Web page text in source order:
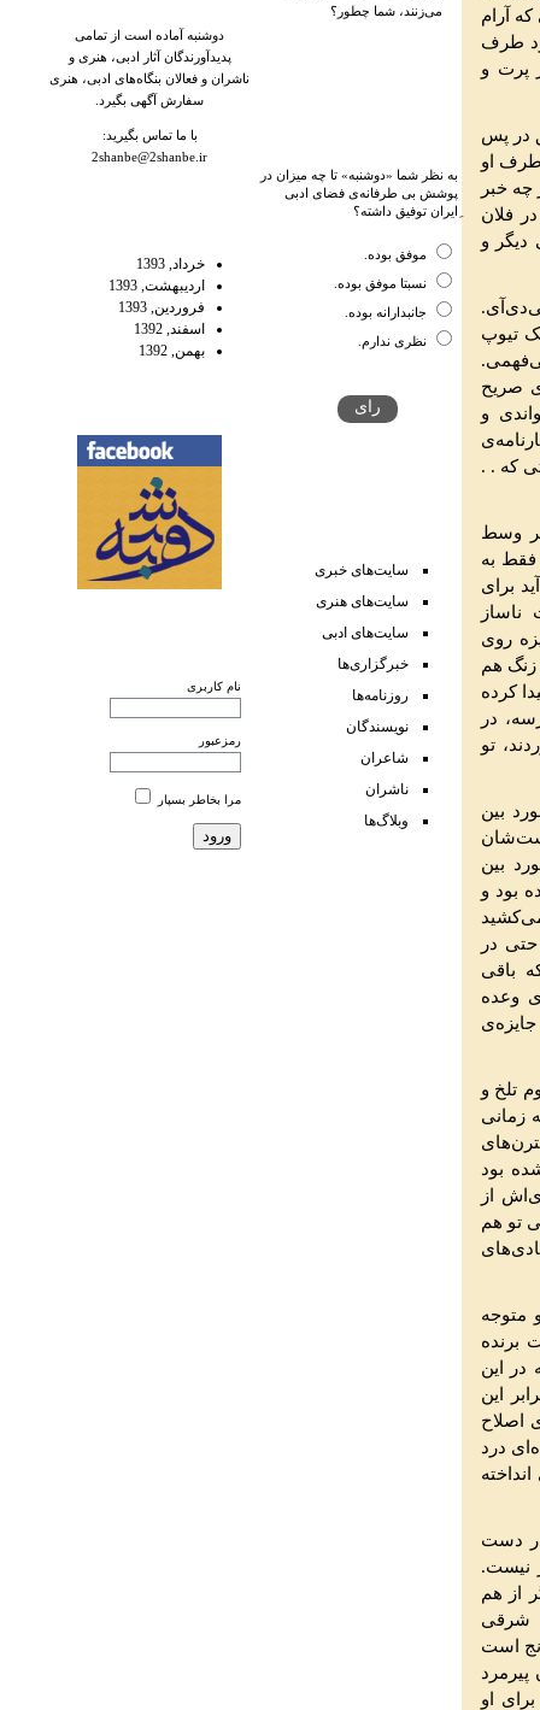
آرام
طرف
پرت و
در پس
طرف او
خبر
فلان
دیگر و
تیوپ
صریح
و
که . .
وسط
فقط به
برای
روی
زنگ هم
81 زن در باد را پیدا کرده
در
تو
بین
بین
بود و
در
باقی
وعده
تلخ و
زمانی
بود
از
تو هم
متوجه
برنده
در این
این
اصلاح
درد
دست
نیست.
از هم
شرقی
است
پیرمرد
او
می‌زنند، شما چطور؟
دوشنبه آماده است از تمامی
پدیدآورندگان آثار ادبی، هنری و
ناشران و فعالان بنگاه‌های ادبی، هنری
سفارش آگهی بگیرد.
با ما تماس بگیرید:
2shanbe@2shanbe.ir
به نظر شما «دوشنبه» تا چه میزان در
پوشش بی طرفانه‌ی فضای ادبی‌
ِایران توفیق داشته؟
موفق بوده.
نسبتا موفق بوده.
جانبدارانه بوده.
نظری ندارم.
خرداد, 1393
اردیبهشت, 1393
فروردین, 1393
اسفند, 1392
بهمن, 1392
سایت‌های‌ خبری‌
سایت‌های هنری
سایت‌های‌ ادبی
خبرگزاری‌ها
روزنامه‌ها
نویسندگان
شاعران
ناشران
وبلاگ‌ها
نام کاربری
رمزعبور
مرا بخاطر بسپار